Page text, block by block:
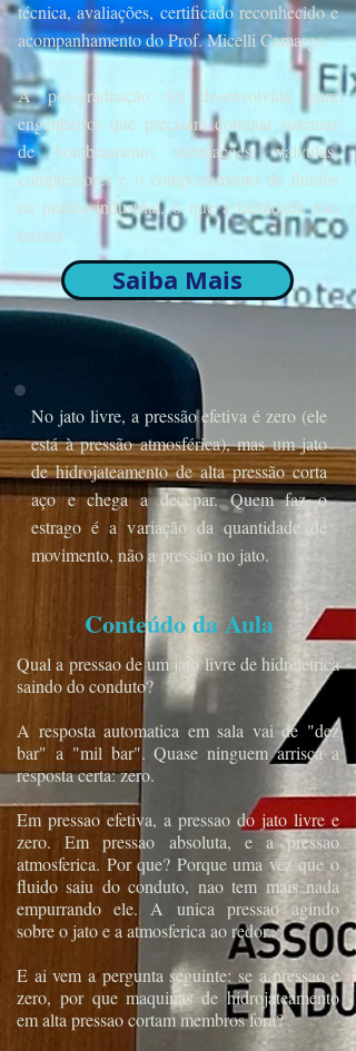
técnica, avaliações, certificado reconhecido e
acompanhamento do Prof. Micelli Camargo.
A pós-graduação foi desenvolvida para
engenheiros que precisam dominar sistemas
de bombeamento, tubulações, válvulas,
compressores e o comportamento de fluidos
na prática industrial, o que a faculdade não
ensina.
Saiba Mais
No jato livre, a pressão efetiva é zero (ele
está à pressão atmosférica), mas um jato
de hidrojateamento de alta pressão corta
aço e chega a decepar. Quem faz o
estrago é a variação da quantidade de
movimento, não a pressão no jato.
Conteúdo da Aula
Qual a pressao de um jato livre de hidreletrica
saindo do conduto?
A resposta automatica em sala vai de "dez
bar" a "mil bar". Quase ninguem arrisca a
resposta certa: zero.
Em pressao efetiva, a pressao do jato livre e
zero. Em pressao absoluta, e a pressao
atmosferica. Por que? Porque uma vez que o
fluido saiu do conduto, nao tem mais nada
empurrando ele. A unica pressao agindo
sobre o jato e a atmosferica ao redor.
E ai vem a pergunta seguinte: se a pressao e
zero, por que maquinas de hidrojateamento
em alta pressao cortam membros fora?